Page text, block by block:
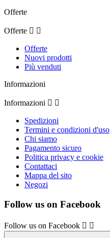
Offerte
Offerte  
Offerte
Nuovi prodotti
Più venduti
Informazioni
Informazioni  
Spedizioni
Termini e condizioni d'uso
Chi siamo
Pagamento sicuro
Politica privacy e cookie
Contattaci
Mappa del sito
Negozi
Follow us on Facebook
Follow us on Facebook  